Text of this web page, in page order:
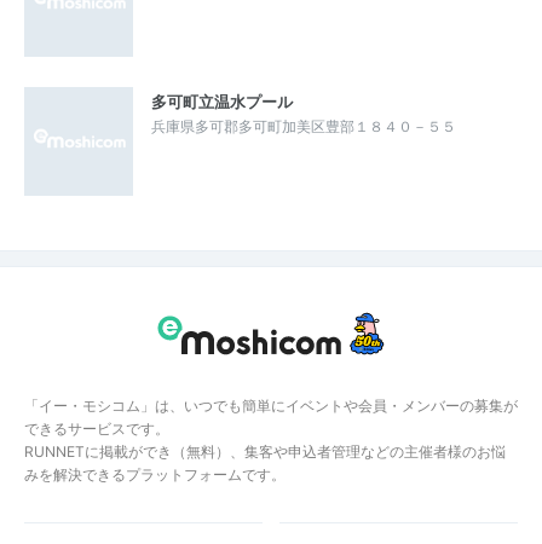
多可町立温水プール
兵庫県多可郡多可町加美区豊部１８４０－５５
「イー・モシコム」は、いつでも簡単にイベントや会員・メンバーの募集が
できるサービスです。
RUNNETに掲載ができ（無料）、集客や申込者管理などの主催者様のお悩
みを解決できるプラットフォームです。